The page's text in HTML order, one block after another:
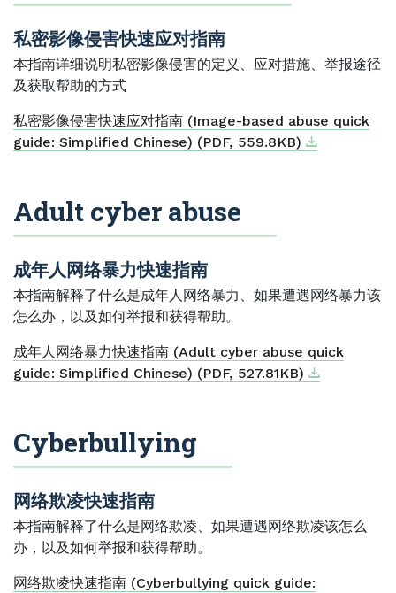
私密影像侵害快速应对指南
本指南详细说明私密影像侵害的定义、应对措施、举报途径
及获取帮助的方式
私密影像侵害快速应对指南 (Image-based abuse quick
guide: Simplified Chinese) (PDF, 559.8KB) Download
External link
Adult cyber abuse
成年人网络暴力快速指南
本指南解释了什么是成年人网络暴力、如果遭遇网络暴力该
怎么办，以及如何举报和获得帮助。
成年人网络暴力快速指南 (Adult cyber abuse quick
guide: Simplified Chinese) (PDF, 527.81KB) Download
External link
Cyberbullying
网络欺凌快速指南
本指南解释了什么是网络欺凌、如果遭遇网络欺凌该怎么
办，以及如何举报和获得帮助。
网络欺凌快速指南 (Cyberbullying quick guide: